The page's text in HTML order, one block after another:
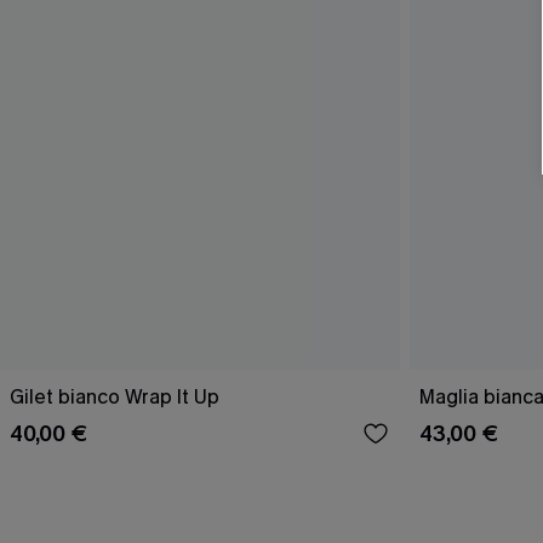
Gilet bianco Wrap It Up
40,00 €
Maglia
43,00 €